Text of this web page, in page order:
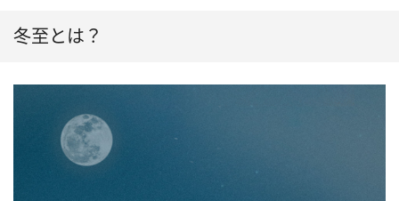
冬至とは？